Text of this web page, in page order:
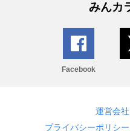
みんカ
Facebook
運営会社
プライバシーポリシー